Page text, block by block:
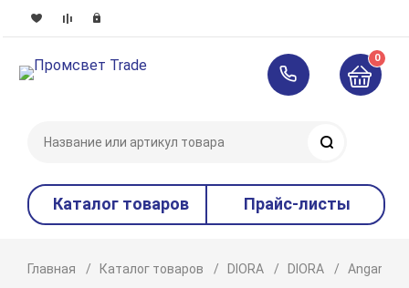
0
Каталог товаров Прайс-листы
Главная Каталог товаров DIORA DIORA Angar